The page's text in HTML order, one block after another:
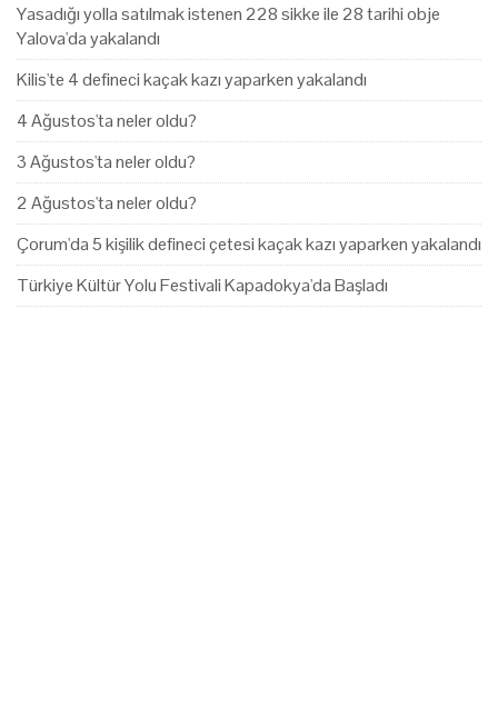
Yasadığı yolla satılmak istenen 228 sikke ile 28 tarihi obje
Yalova'da yakalandı
Kilis'te 4 defineci kaçak kazı yaparken yakalandı
4 Ağustos'ta neler oldu?
3 Ağustos'ta neler oldu?
2 Ağustos'ta neler oldu?
Çorum'da 5 kişilik defineci çetesi kaçak kazı yaparken yakalandı
Türkiye Kültür Yolu Festivali Kapadokya'da Başladı